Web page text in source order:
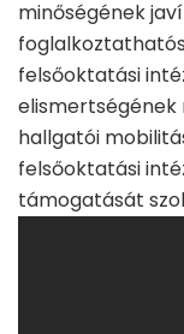
minőségének
felsőoktatási
elismertségének
hallgatói
felsőoktatási
támogatását